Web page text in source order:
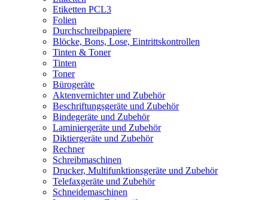
Etiketten PCL3
Folien
Durchschreibpapiere
Blöcke, Bons, Lose, Eintrittskontrollen
Tinten & Toner
Tinten
Toner
Bürogeräte
Aktenvernichter und Zubehör
Beschriftungsgeräte und Zubehör
Bindegeräte und Zubehör
Laminiergeräte und Zubehör
Diktiergeräte und Zubehör
Rechner
Schreibmaschinen
Drucker, Multifunktionsgeräte und Zubehör
Telefaxgeräte und Zubehör
Schneidemaschinen